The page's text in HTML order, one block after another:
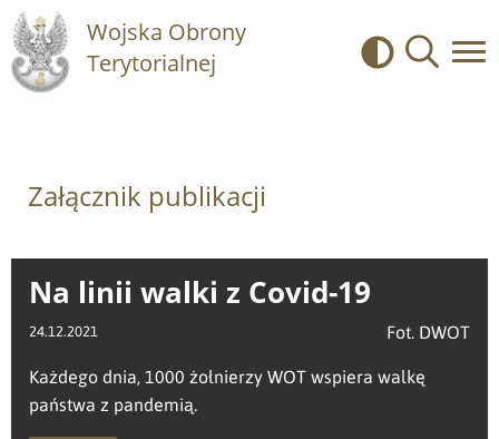
Wojska Obrony
Terytorialnej
Kontrast
Załącznik publikacji
Na linii walki z Covid-19
24.12.2021 Fot. DWOT
Każdego dnia, 1000 żołnierzy WOT wspiera walkę
państwa z pandemią.